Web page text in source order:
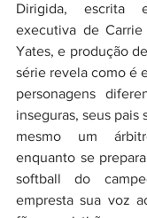
Dirigida, escrita
executiva de
Yates, e produção
série revela como é
personagens
inseguras, seus pais
mesmo um
enquanto se
softball do
empresta sua voz